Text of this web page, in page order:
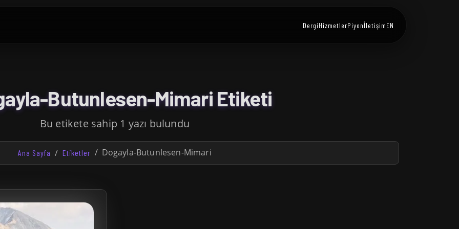
DergiHizmetlerPiyonİletişimEN
Butunlesen-Mimari Etiketi
Bu etikete sahip 1 yazı bulundu
Ana Sayfa Etiketler Dogayla-Butunlesen-Mimari